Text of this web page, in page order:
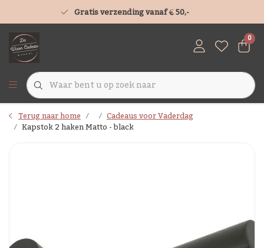
Gratis verzending vanaf € 50,-
0
Terug naar home Cadeaus voor Vaderdag
Kapstok 2 haken Matto - black